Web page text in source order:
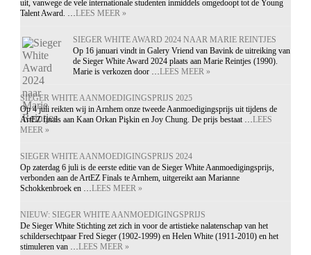
uit, vanwege de vele internationale studenten inmiddels omgedoopt tot de Young
Talent Award. … LEES MEER »
SIEGER WHITE AWARD 2024 NAAR MARIE REINTJES
Op 16 januari vindt in Galery Vriend van Bavink de uitreiking van
de Sieger White Award 2024 plaats aan Marie Reintjes (1990).
Marie is verkozen door … LEES MEER »
SIEGER WHITE AANMOEDIGINGSPRIJS 2025
Op 4 juli reikten wij in Arnhem onze tweede Aanmoedigingsprijs uit tijdens de
ArtEZ finals aan Kaan Orkan Pişkin en Joy Chung. De prijs bestaat … LEES
MEER »
SIEGER WHITE AANMOEDIGINGSPRIJS 2024
Op zaterdag 6 juli is de eerste editie van de Sieger White Aanmoedigingsprijs,
verbonden aan de ArtEZ Finals te Arnhem, uitgereikt aan Marianne
Schokkenbroek en … LEES MEER »
NIEUW: SIEGER WHITE AANMOEDIGINGSPRIJS
De Sieger White Stichting zet zich in voor de artistieke nalatenschap van het
schildersechtpaar Fred Sieger (1902-1999) en Helen White (1911-2010) en het
stimuleren van … LEES MEER »